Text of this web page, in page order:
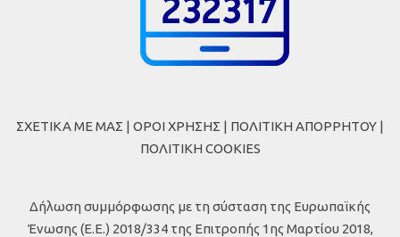
ΣΧΕΤΙΚΑ ΜΕ ΜΑΣ | ΟΡΟΙ ΧΡΗΣΗΣ | ΠΟΛΙΤΙΚΗ ΑΠΟΡΡΗΤΟΥ |
ΠΟΛΙΤΙΚΗ COOKIES
Δήλωση συμμόρφωσης με τη σύσταση της Ευρωπαϊκής
Ένωσης (Ε.Ε.) 2018/334 της Επιτροπής 1ης Μαρτίου 2018,